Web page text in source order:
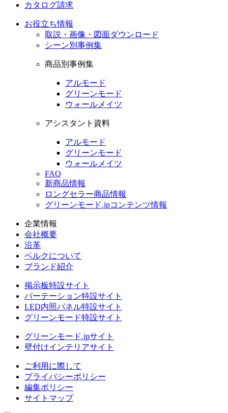
カタログ請求
お役立ち情報
取説・画像・図面ダウンロード
シーン別事例集
商品別事例集
アルモード
グリーンモード
ウォールメイツ
アシスタント資料
アルモード
グリーンモード
ウォールメイツ
FAQ
新商品情報
ロングセラー商品情報
グリーンモード.jpコンテンツ情報
企業情報
会社概要
沿革
ベルクについて
ブランド紹介
掲示板特設サイト
パーテーション特設サイト
LED内照パネル特設サイト
グリーンモード特設サイト
グリーンモード.jpサイト
壁付けインテリアサイト
ご利用に際して
プライバシーポリシー
編集ポリシー
サイトマップ